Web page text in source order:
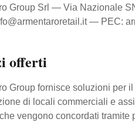
Group Srl — Via Nazionale
— PEC:
offerti
Group fornisce soluzioni per
di locali commerciali e
vengono concordati tramite